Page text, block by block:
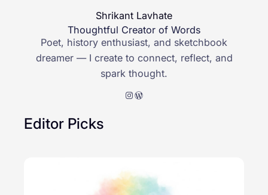
Shrikant Lavhate
Thoughtful Creator of Words
Poet, history enthusiast, and sketchbook
dreamer — I create to connect, reflect, and
spark thought.
Instagram WordPress
Editor Picks